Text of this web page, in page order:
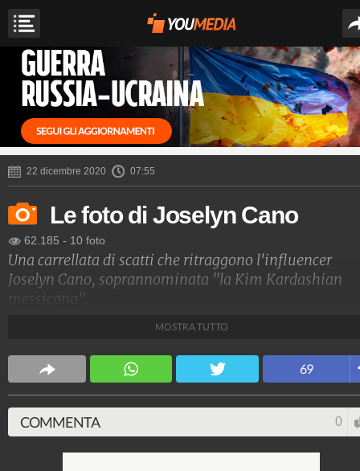
22 dicembre 2020 07:55
Le foto di Joselyn Cano
62.185 - 10 foto
Una carrellata di scatti che ritraggono l'influencer
Joselyn Cano, soprannominata "la Kim Kardashian
messicana".
Spettacolo FanpageMOSTRA TUTTO
69
COMMENTA 0